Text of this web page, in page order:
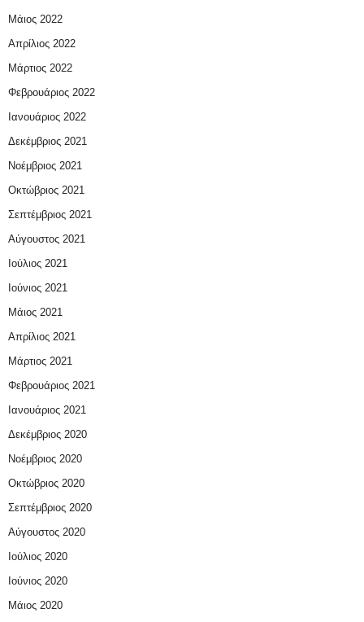
Μάιος 2022
Απρίλιος 2022
Μάρτιος 2022
Φεβρουάριος 2022
Ιανουάριος 2022
Δεκέμβριος 2021
Νοέμβριος 2021
Οκτώβριος 2021
Σεπτέμβριος 2021
Αύγουστος 2021
Ιούλιος 2021
Ιούνιος 2021
Μάιος 2021
Απρίλιος 2021
Μάρτιος 2021
Φεβρουάριος 2021
Ιανουάριος 2021
Δεκέμβριος 2020
Νοέμβριος 2020
Οκτώβριος 2020
Σεπτέμβριος 2020
Αύγουστος 2020
Ιούλιος 2020
Ιούνιος 2020
Μάιος 2020